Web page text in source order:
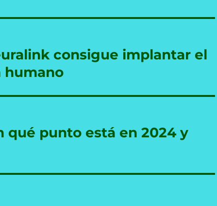
consigue implantar el
humano
qué punto está en 2024 y